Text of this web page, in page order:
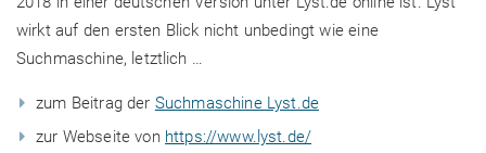
wirkt auf den ersten Blick nicht unbedingt wie eine
Suchmaschine, letztlich …
zum Beitrag der Suchmaschine Lyst.de
zur Webseite von https://www.lyst.de/